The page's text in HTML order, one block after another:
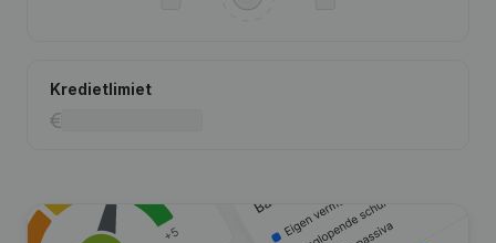
Kredietlimiet